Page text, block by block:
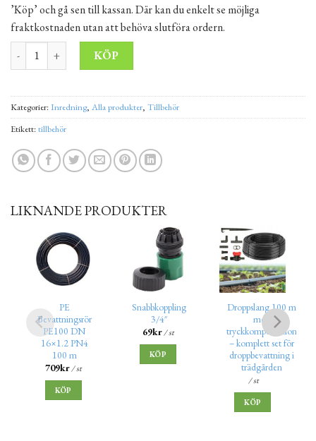
’Köp’ och gå sen till kassan. Där kan du enkelt se möjliga
fraktkostnaden utan att behöva slutföra ordern.
Kruka på piedestal -guld mängd
KÖP
Kategorier: Inredning, Alla produkter, Tillbehör
Etikett:tillbehör
LIKNANDE PRODUKTER
PE
Bevattningsrör
PE100 DN
16×1.2 PN4
100 m
709kr/ st
KÖP
Snabbkoppling
3/4″
69kr/ st
KÖP
Droppslang 100 m
med
tryckkompensation
– komplett set för
droppbevattning i
trädgården
/ st
KÖP